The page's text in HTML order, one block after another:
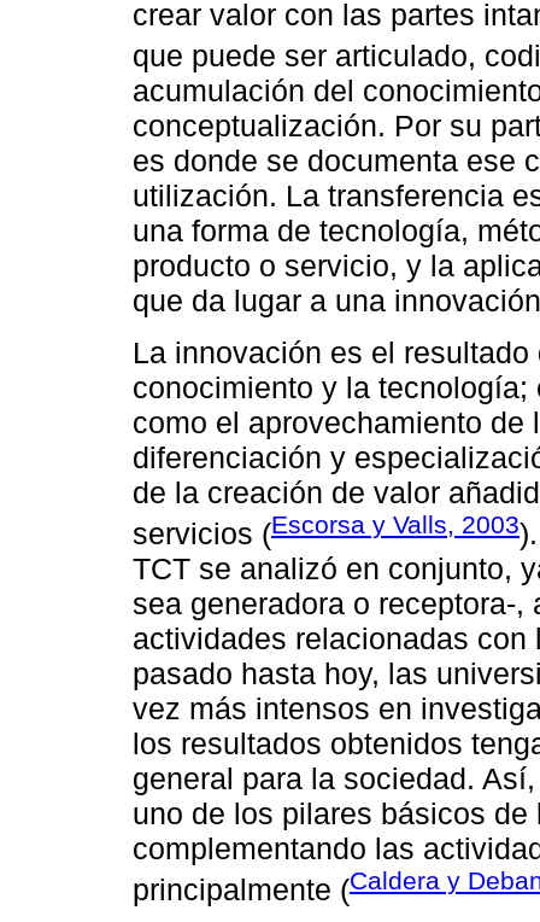
crear valor con las partes
que puede ser articulado,
acumulación del
conceptualización. Por su
es donde se documenta ese
utilización. La transferencia
una forma de tecnología,
producto o servicio, y la
que da lugar a una
La innovación es el
conocimiento y la
como el aprovechamiento de
diferenciación y
de la creación de valor
servicios (Escorsa y Valls, 2003
TCT se analizó en conjunto,
sea generadora o receptora-
actividades relacionadas
pasado hasta hoy, las
vez más intensos en
los resultados obtenidos
general para la sociedad.
uno de los pilares básicos
complementando las
principalmente (Caldera y